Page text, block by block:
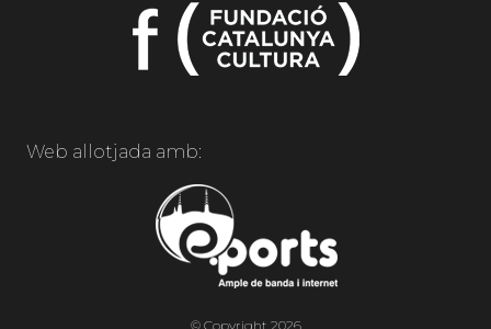
Web allotjada amb:
© Copyright 2026